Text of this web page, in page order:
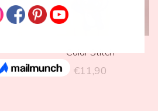
Colar Stitch
€11,90